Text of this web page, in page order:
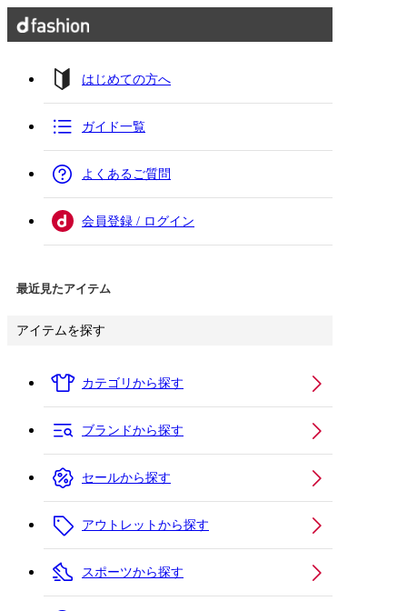
はじめての方へ
ガイド一覧
よくあるご質問
会員登録 / ログイン
最近見たアイテム
アイテムを探す
カテゴリから探す
ブランドから探す
セールから探す
アウトレットから探す
スポーツから探す